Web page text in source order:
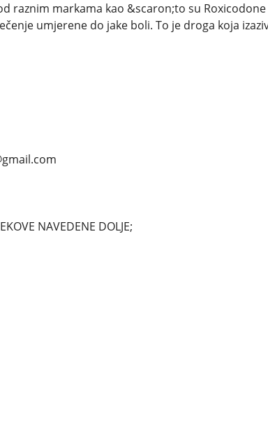
raznim markama kao &scaron;to su
umjerene do jake boli. To je droga koja
NAVEDENE DOLJE;